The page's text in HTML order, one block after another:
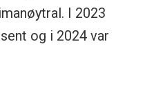
I 2023
og i 2024 var